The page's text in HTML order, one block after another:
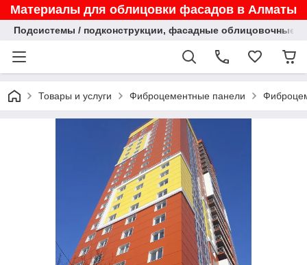
Материалы для облицовки фасадов в Алматы
Подсистемы / подконструкции, фасадные облицовочные
Товары и услуги Фиброцементные панели